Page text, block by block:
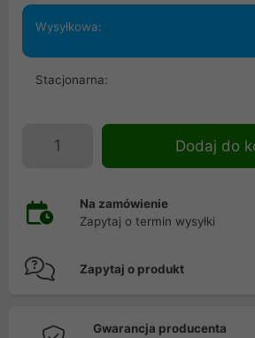
Wysyłkowa:
Stacjonarna:
Dodaj do
Na zamówienie
Zapytaj o termin wysyłki
Zapytaj o produkt
Gwarancja producenta